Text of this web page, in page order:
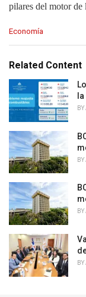
pilares del motor de
C
e
r
i
e
:
Economía
Related Content
BY
BY
BY
BY